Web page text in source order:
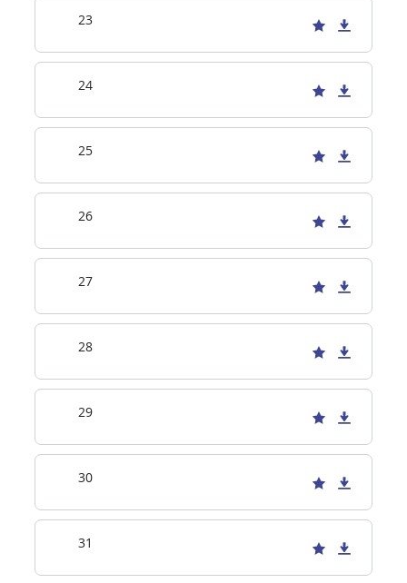
23
24
25
26
27
28
29
30
31